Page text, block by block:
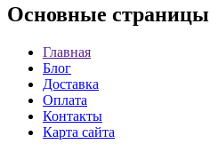
Основные страницы
Главная
Блог
Доставка
Оплата
Контакты
Карта сайта